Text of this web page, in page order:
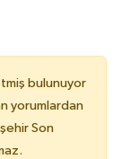
bulunuyor
yorumlardan
Son